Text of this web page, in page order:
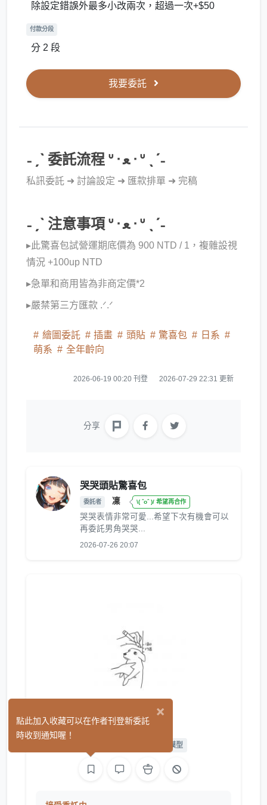
除設定錯誤外最多小改兩次，超過一次+$50
付款分段
分 2 段
我要委託
˗ˏˋ 委託流程 ᐡ ᐧ ﻌ ᐧ ᐡ ˎˊ˗
私訊委託 ➜ 討論設定 ➜ 匯款排單 ➜ 完稿
˗ˏˋ 注意事項 ᐡ ᐧ ﻌ ᐧ ᐡ ˎˊ˗
▸此驚喜包試營運期底價為 900 NTD / 1，複雜設視
情況 +100up NTD
▸急單和商用皆為非商定價*2
▸嚴禁第三方匯款 .ᐟ‪‪.ᐟ
繪圖委託 插畫 頭貼 驚喜包
日系
萌系
全年齡向
2026-06-19 00:20 刊登 2026-07-29 22:31 更新
分享
哭哭頭貼驚喜包
委託者 凜 \( ˆoˆ )/ 希望再合作
哭哭表情非常可愛...希望下次有機會可以
再委託男角哭哭...
2026-07-26 20:07
結 (6)
L2D 模型
×
點此加入收藏可以在作者刊登新委託
時收到通知喔！